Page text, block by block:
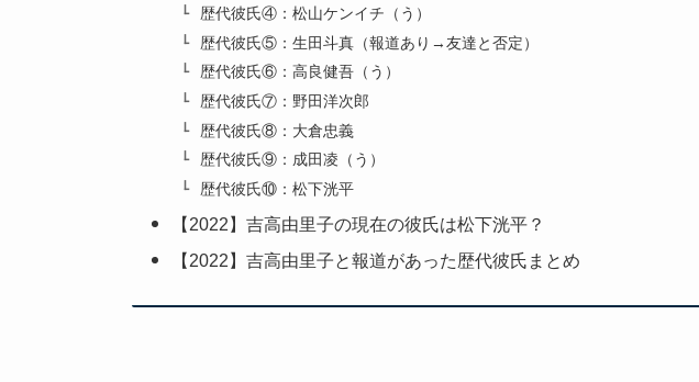
歴代彼氏④：松山ケンイチ（う）
歴代彼氏⑤：生田斗真（報道あり→友達と否定）
歴代彼氏⑥：高良健吾（う）
歴代彼氏⑦：野田洋次郎
歴代彼氏⑧：大倉忠義
歴代彼氏⑨：成田凌（う）
歴代彼氏⑩：松下洸平
【2022】吉高由里子の現在の彼氏は松下洸平？
【2022】吉高由里子と報道があった歴代彼氏まとめ